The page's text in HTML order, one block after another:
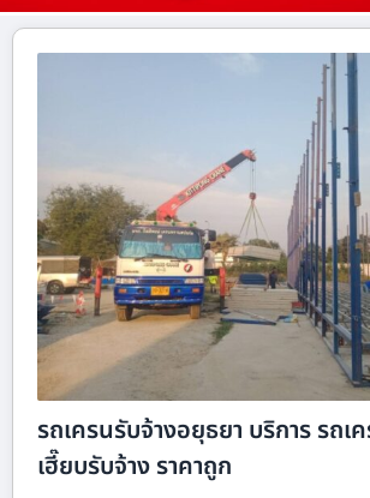
รถเครนรับจ้างอยุธยา บริการ รถเ
เฮี๊ยบรับจ้าง ราคาถูก